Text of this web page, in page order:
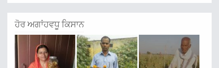
ਹੋਰ ਅਗਾਂਹਵਧੂ ਕਿਸਾਨ